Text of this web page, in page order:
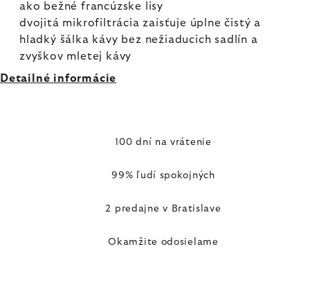
ako bežné francúzske lisy
dvojitá mikrofiltrácia zaisťuje úplne čistý a
hladký šálka kávy bez nežiaducich sadlín a
zvyškov mletej kávy
Detailné informácie
100 dní na vrátenie
99% ľudí spokojných
2 predajne v Bratislave
Okamžite odosielame